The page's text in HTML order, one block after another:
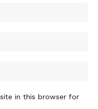
in this browser for